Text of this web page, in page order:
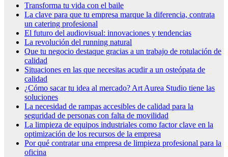
Transforma tu vida con el baile
La clave para que tu empresa marque la diferencia, contrata
un catering profesional
El futuro del audiovisual: innovaciones y tendencias
La revolución del running natural
Que tu negocio destaque gracias a un trabajo de rotulación de
calidad
Situaciones en las que necesitas acudir a un osteópata de
calidad
¿Cómo sacar tu idea al mercado? Art Aurea Studio tiene las
soluciones
La necesidad de rampas accesibles de calidad para la
seguridad de personas con falta de movilidad
La limpieza de equipos industriales como factor clave en la
optimización de los recursos de la empresa
Por qué contratar una empresa de limpieza profesional para la
oficina